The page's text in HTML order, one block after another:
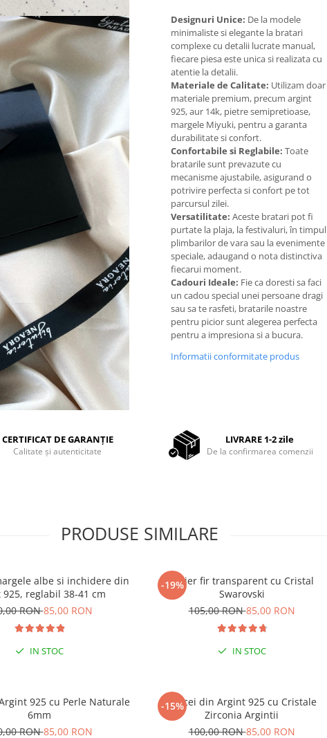
Designuri Unice: De la modele
minimaliste si elegante la bratari
complexe cu detalii lucrate manual,
fiecare piesa este unica si realizata cu
atentie la detalii.
Materiale de Calitate: Utilizam doar
materiale premium, precum argint
925, aur 14k, pietre semipretioase,
margele Miyuki, pentru a garanta
durabilitate si confort.
Confortabile si Reglabile: Toate
bratarile sunt prevazute cu
mecanisme ajustabile, asigurand o
potrivire perfecta si confort pe tot
parcursul zilei.
Versatilitate: Aceste bratari pot fi
purtate la plaja, la festivaluri, în timpul
plimbarilor de vara sau la evenimente
speciale, adaugand o nota distinctiva
fiecarui moment.
Cadouri Ideale: Fie ca doresti sa faci
un cadou special unei persoane dragi
sau sa te rasfeti, bratarile noastre
pentru picior sunt alegerea perfecta
pentru a impresiona si a bucura.
Informatii conformitate produs
CERTIFICAT DE GARANȚIE
Calitate și autenticitate
LIVRARE 1-2 zile
De la confirmarea comenzii
PRODUSE SIMILARE
REDUCERE CU CODUL
”VARA”
albe si inchidere din
925, reglabil 38-41 cm
RON85,00 RON
IN STOC
-19%
Colier fir transparent cu Cristal
Swarovski
105,00 RON85,00 RON
IN STOC
925 cu Perle Naturale
6mm
RON85,00 RON
-15%
Cercei din Argint 925 cu Cristale
Zirconia Argintii
100,00 RON85,00 RON